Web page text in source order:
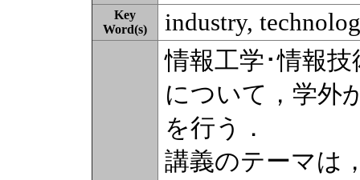
Key
Word(s)
industry,
情報工学･情報
について，学外
を行う．
講義のテーマは